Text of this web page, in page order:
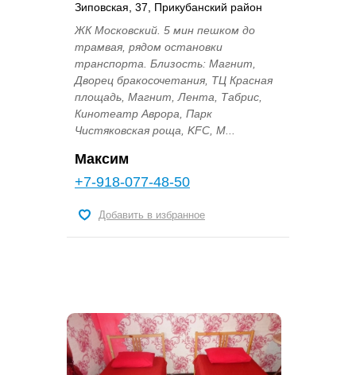
Зиповская, 37, Прикубанский район
ЖК Московский. 5 мин пешком до
трамвая, рядом остановки
транспорта. Близость: Магнит,
Дворец бракосочетания, ТЦ Красная
площадь, Магнит, Лента, Табрис,
Кинотеатр Аврора, Парк
Чистяковская роща, KFC, М...
Максим
+7-918-077-48-50
Добавить в избранное